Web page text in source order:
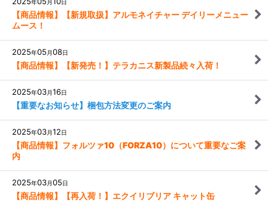
年 月 日
【商品情報】【新規取扱】アルモネイチャー デイリーメニュー
ムース！
2025年05 月08日
【商品情報】【新発売！】テラカニス新製品続々入荷！
2025年03月16日
【重要なお知らせ】梱包方法変更のご案内
2025年03月12日
【商品情報】フォルツァ10（FORZA10）について重要なご案
内
2025年03月05日
【商品情報】【再入荷！】エクイリブリア キャット缶